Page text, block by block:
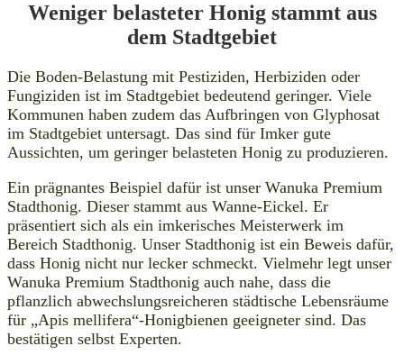
Weniger belasteter Honig stammt aus
dem Stadtgebiet
Die Boden-Belastung mit Pestiziden, Herbiziden oder
Fungiziden ist im Stadtgebiet bedeutend geringer. Viele
Kommunen haben zudem das Aufbringen von Glyphosat
im Stadtgebiet untersagt. Das sind für Imker gute
Aussichten, um geringer belasteten Honig zu produzieren.
Ein prägnantes Beispiel dafür ist unser Wanuka Premium
Stadthonig. Dieser stammt aus Wanne-Eickel. Er
präsentiert sich als ein imkerisches Meisterwerk im
Bereich Stadthonig. Unser Stadthonig ist ein Beweis dafür,
dass Honig nicht nur lecker schmeckt. Vielmehr legt unser
Wanuka Premium Stadthonig auch nahe, dass die
pflanzlich abwechslungsreicheren städtische Lebensräume
für „Apis mellifera“-Honigbienen geeigneter sind. Das
bestätigen selbst Experten.